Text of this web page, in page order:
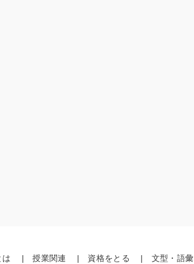
は 授業関連 資格をとる 文型・語彙